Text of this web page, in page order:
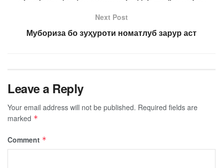
Next Post
Мубориза бо зуҳуроти номатлуб зарур аст
Leave a Reply
Your email address will not be published. Required fields are
marked *
Comment *